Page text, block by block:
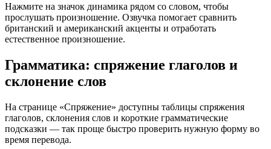
Нажмите на значок динамика рядом со словом, чтобы
прослушать произношение. Озвучка помогает сравнить
британский и американский акценты и отработать
естественное произношение.
Грамматика: спряжение глаголов и
склонение слов
На странице «Спряжение» доступны таблицы спряжения
глаголов, склонения слов и короткие грамматические
подсказки — так проще быстро проверить нужную форму во
время перевода.